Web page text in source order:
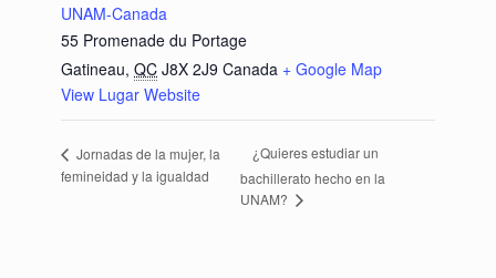
UNAM-Canada
55 Promenade du Portage
Gatineau, QC J8X 2J9 Canada + Google Map
View Lugar Website
Jornadas de la mujer, la
femineidad y la igualdad
¿Quieres estudiar un
bachillerato hecho en la
UNAM?